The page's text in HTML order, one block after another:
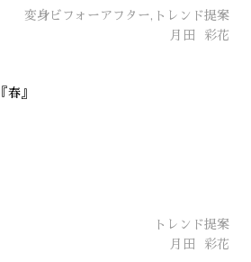
変身ビフォーアフター,トレンド提案
月田
彩花
『春』
トレンド提案
月田
彩花